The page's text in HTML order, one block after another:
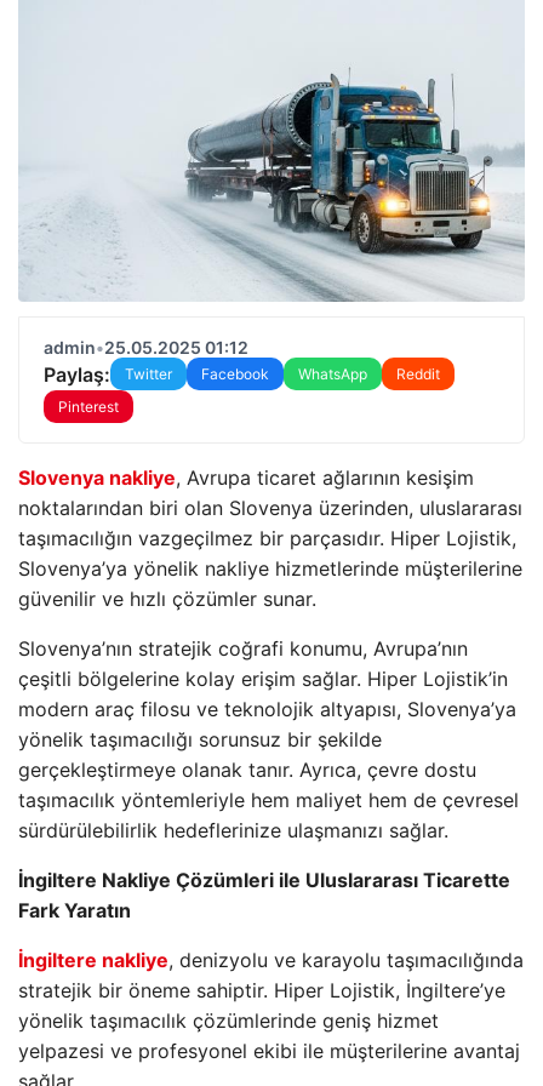
admin•25.05.2025 01:12
Paylaş: Twitter Facebook WhatsApp
Reddit
Pinterest
Slovenya nakliye, Avrupa ticaret ağlarının kesişim
noktalarından biri olan Slovenya üzerinden, uluslararası
taşımacılığın vazgeçilmez bir parçasıdır. Hiper Lojistik,
Slovenya’ya yönelik nakliye hizmetlerinde müşterilerine
güvenilir ve hızlı çözümler sunar.
Slovenya’nın stratejik coğrafi konumu, Avrupa’nın
çeşitli bölgelerine kolay erişim sağlar. Hiper Lojistik’in
modern araç filosu ve teknolojik altyapısı, Slovenya’ya
yönelik taşımacılığı sorunsuz bir şekilde
gerçekleştirmeye olanak tanır. Ayrıca, çevre dostu
taşımacılık yöntemleriyle hem maliyet hem de çevresel
sürdürülebilirlik hedeflerinize ulaşmanızı sağlar.
İngiltere Nakliye Çözümleri ile Uluslararası Ticarette
Fark Yaratın
İngiltere nakliye, denizyolu ve karayolu taşımacılığında
stratejik bir öneme sahiptir. Hiper Lojistik, İngiltere’ye
yönelik taşımacılık çözümlerinde geniş hizmet
yelpazesi ve profesyonel ekibi ile müşterilerine avantaj
sağlar.